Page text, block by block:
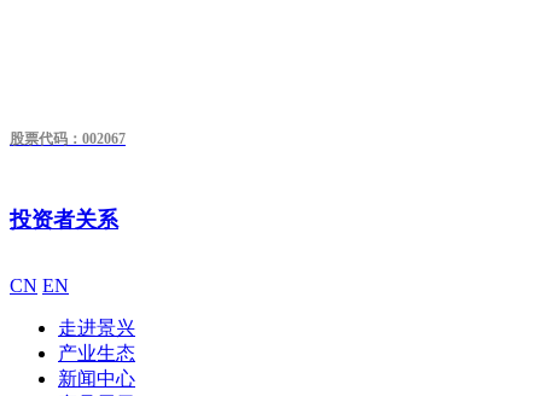
股票代码：002067
投资者关系
CN EN
走进景兴
产业生态
新闻中心